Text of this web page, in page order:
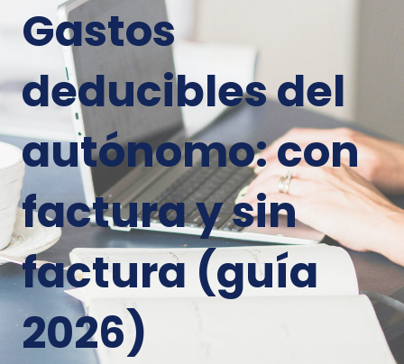
Gastos
deducibles del
autónomo: con
factura y sin
factura (guía
2026)